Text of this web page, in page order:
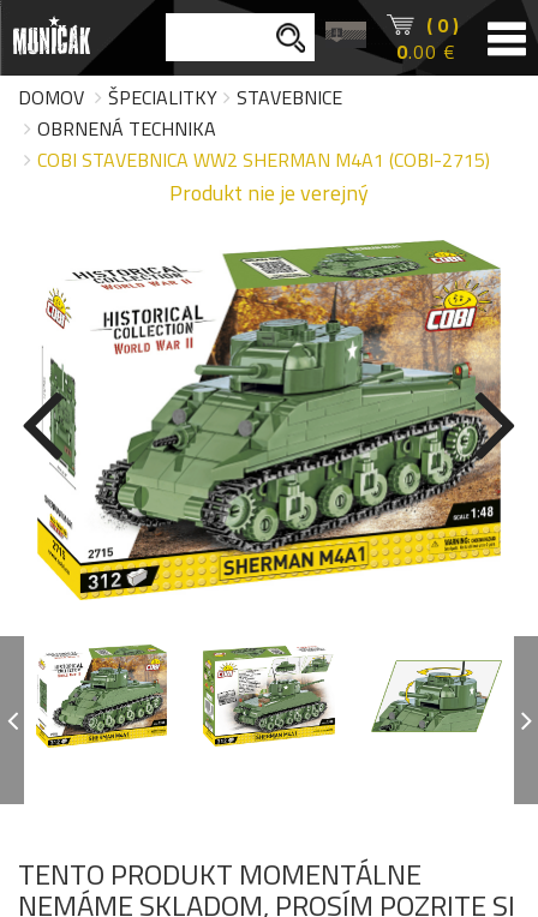
( 0 )
0.00 €
DOMOV
ŠPECIALITKY
STAVEBNICE
OBRNENÁ TECHNIKA
COBI STAVEBNICA WW2 SHERMAN M4A1 (COBI-2715)
Produkt nie je verejný
TENTO PRODUKT MOMENTÁLNE
NEMÁME SKLADOM, PROSÍM POZRITE SI